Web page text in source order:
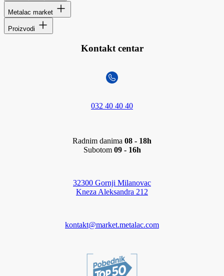
Metalac market
Proizvodi
Kontakt centar
032 40 40 40
Radnim danima 08 - 18h
Subotom 09 - 16h
32300 Gornji Milanovac
Kneza Aleksandra 212
kontakt@market.metalac.com